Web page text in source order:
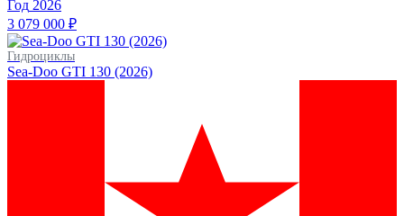
Год 2026
3 079 000 ₽
Гидроциклы
Sea-Doo GTI 130 (2026)